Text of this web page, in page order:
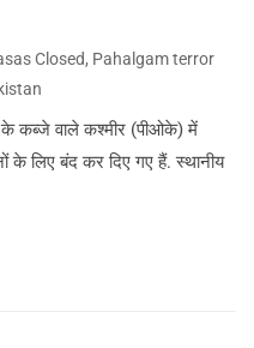
Closed, Pahalgam terror
कब्जे वाले कश्मीर (पीओके) में
लिए बंद कर दिए गए हैं. स्थानीय